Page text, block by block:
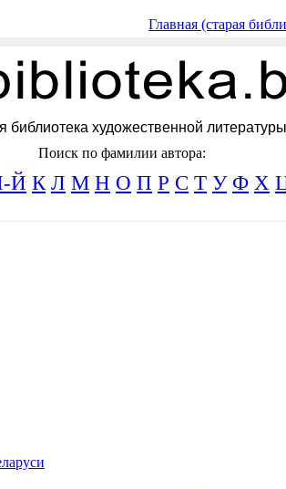
Главная (старая
библиотека художественной литературы
Поиск по фамилии автора:
Й К Л М Н О П Р С Т У Ф Х